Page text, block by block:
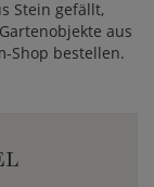
Stein gefällt,
aus
Shop bestellen.